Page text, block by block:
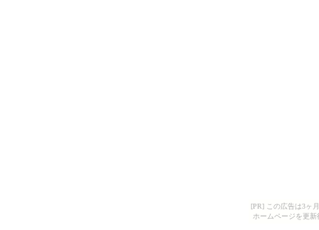
[PR] この広告は3ヶ
ホームページを更